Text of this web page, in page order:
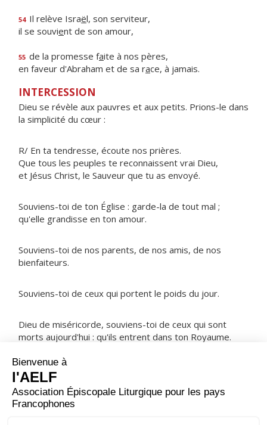
54 Il relève Israël, son serviteur,
il se souvient de son amour,
55 de la promesse faite à nos pères,
en faveur d'Abraham et de sa race, à jamais.
INTERCESSION
Dieu se révèle aux pauvres et aux petits. Prions-le dans
la simplicité du cœur :
R/ En ta tendresse, écoute nos prières.
Que tous les peuples te reconnaissent vrai Dieu,
et Jésus Christ, le Sauveur que tu as envoyé.
Souviens-toi de ton Église : garde-la de tout mal ;
qu'elle grandisse en ton amour.
Souviens-toi de nos parents, de nos amis, de nos
bienfaiteurs.
Souviens-toi de ceux qui portent le poids du jour.
Dieu de miséricorde, souviens-toi de ceux qui sont
morts aujourd'hui : qu'ils entrent dans ton Royaume.
NOTRE PÈRE
ORAISON